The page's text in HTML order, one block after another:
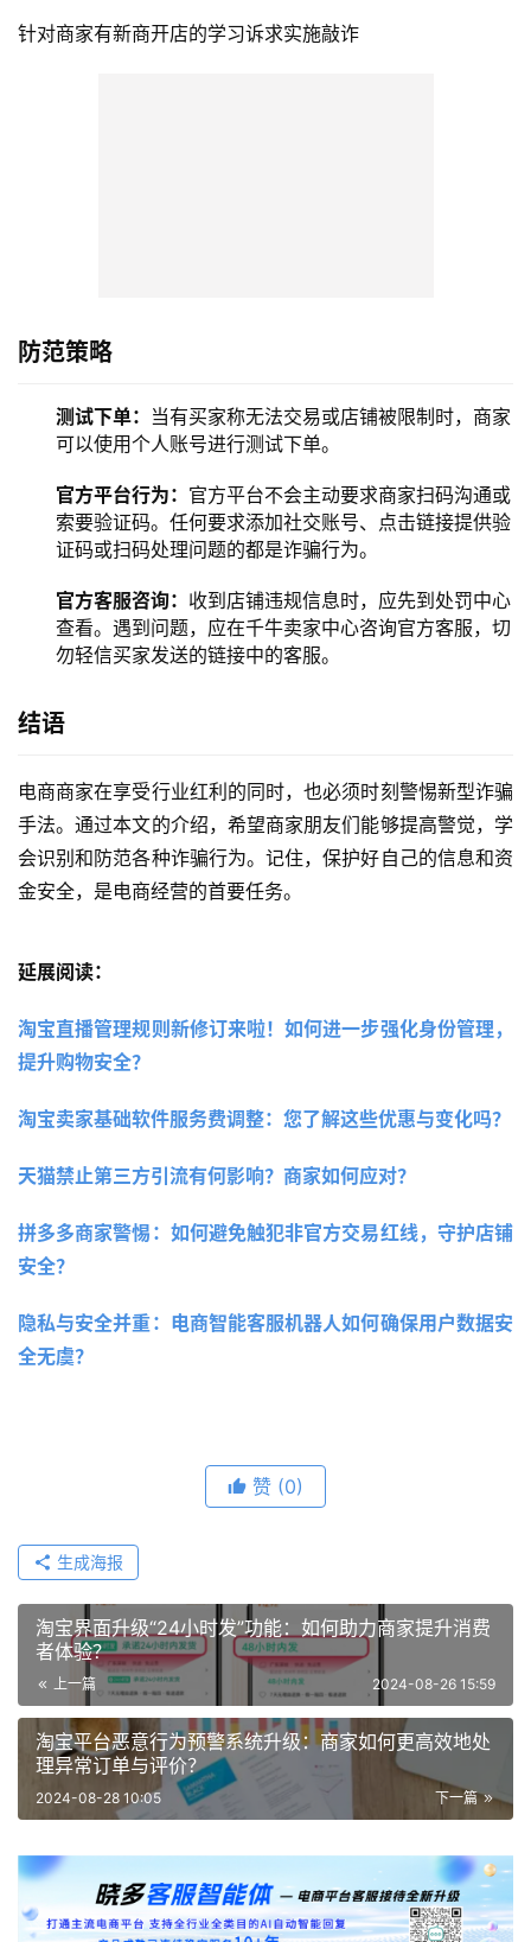
针对商家有新商开店的学习诉求实施敲诈
防范策略
测试下单： 当有买家称无法交易或店铺被限制时，商家
可以使用个人账号进行测试下单。
官方平台行为：官方平台不会主动要求商家扫码沟通或
索要验证码。任何要求添加社交账号、点击链接提供验
证码或扫码处理问题的都是诈骗行为。
官方客服咨询：
查看。遇到问题，应在千牛卖家中心咨询官方客服，切
勿轻信买家发送的链接中的客服。
手法。通过本文的介绍，希望商家朋友们能够提高警觉，学
会识别和防范各种诈骗行为。记住，保护好自己的信息和资
金安全，是电商经营的首要任务。
延展阅读：
淘宝卖家基础软件服务费调整：您了解这些优惠与变化吗？
安全？
隐私与安全并重：电商智能客服机器人如何确保用户数据安
全无虞？
生成海报